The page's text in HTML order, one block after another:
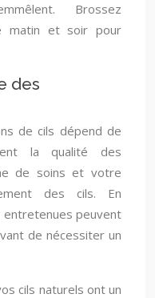
Brossez
matin et soir pour
des
de cils dépend de
la qualité des
de soins et votre
des cils. En
entretenues peuvent
de nécessiter un
cils naturels ont un